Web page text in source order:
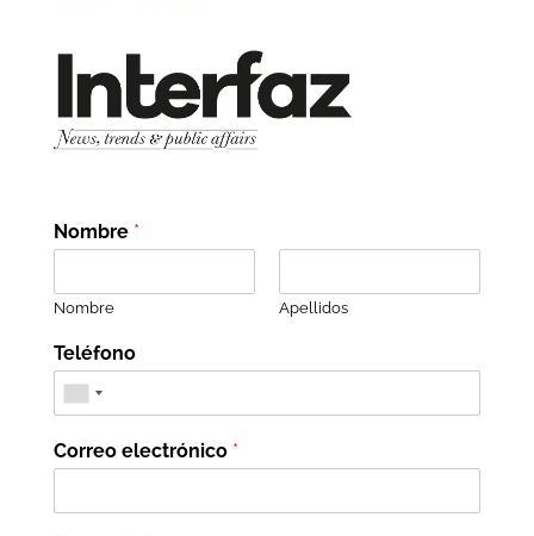
Nombre *
Nombre Apellidos
Teléfono
Correo electrónico *